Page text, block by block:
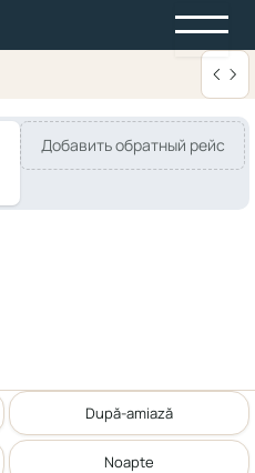
Добавить обратный рейс
După-amiază
Noapte